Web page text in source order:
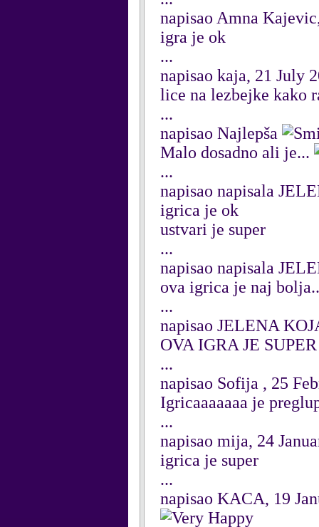
napisao Amna
igra je ok
...
napisao kaja, 21 July
lice na lezbejke kako
...
napisao Najlepša
Malo dosadno ali je...
...
napisao napisala
igrica je ok
ustvari je super
...
napisao napisala
ova igrica je naj
...
napisao JELENA
OVA IGRA JE SUPER
...
napisao Sofija , 25
Igricaaaaaaa je
...
napisao mija, 24
igrica je super
...
napisao KACA, 19